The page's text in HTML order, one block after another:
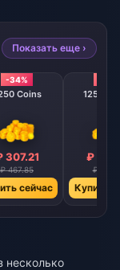
Показать еще ›
-34%
Coins
307.21
₽ 467.85
сейчас
12500
₽
₽
Купить
несколько